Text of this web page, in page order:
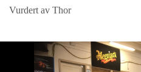
Vurdert av Thor